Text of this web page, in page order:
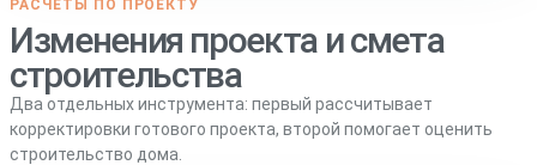
РАСЧЁТЫ ПО ПРОЕКТУ
Изменения проекта и смета
строительства
Два отдельных инструмента: первый рассчитывает
корректировки готового проекта, второй помогает оценить
строительство дома.